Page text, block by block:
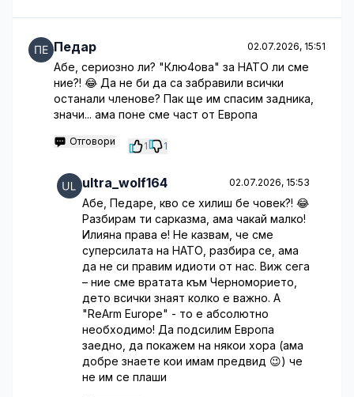
Педар 02.07.2026, 15:51
Абе, сериозно ли? "Клю4ова" за НАТО ли сме
ние?! 😂 Да не би да са забравили всички
останали членове? Пак ще им спасим задника,
значи... ама поне сме част от Европа
Отговори 1 1
ultra_wolf164 02.07.2026, 15:53
Абе, Педаре, кво се хилиш бе човек?! 😂
Разбирам ти сарказма, ама чакай малко!
Илияна права е! Не казвам, че сме
суперсилата на НАТО, разбира се, ама
да не си правим идиоти от нас. Виж сега
– ние сме вратата към Черноморието,
дето всички знаят колко е важно. А
"ReArm Europe" - то е абсолютно
необходимо! Да подсилим Европа
заедно, да покажем на някои хора (ама
добре знаете кои имам предвид 😉) че
не им се плаши